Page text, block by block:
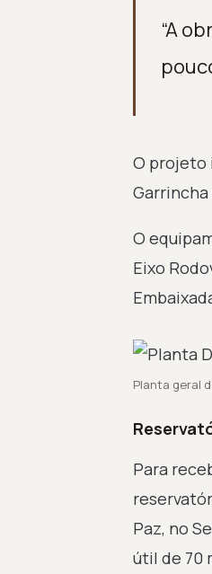
“A
O projeto
Garrincha
O
Eixo
Planta geral
Para
Paz, no
útil de 70